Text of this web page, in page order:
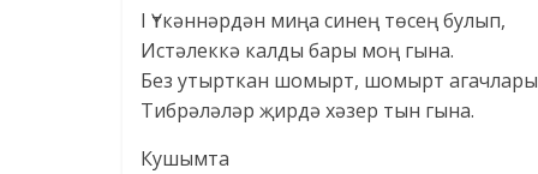
I Үткәннәрдән миңа синең төсең булып,
Истәлеккә калды бары моң гына.
Без утырткан шомырт, шомырт агачлары
Тибрәләләр җирдә хәзер тын гына.
Кушымта